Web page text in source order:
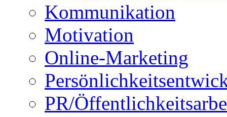
Kommunikation
Motivation
Online-Marketing
PR/